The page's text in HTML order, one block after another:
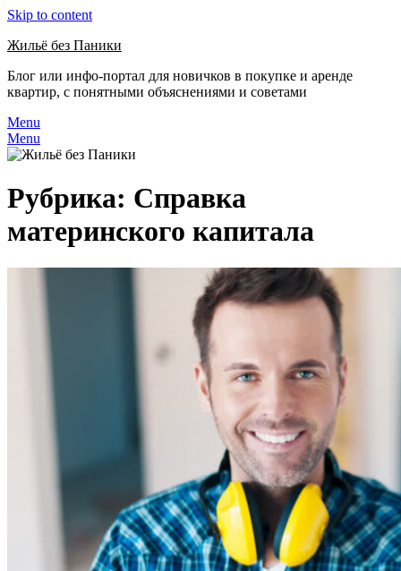
Skip to content
Жильё без Паники
Блог или инфо-портал для новичков в покупке и аренде
квартир, с понятными объяснениями и советами
Menu
Menu
Рубрика: Справка
материнского капитала